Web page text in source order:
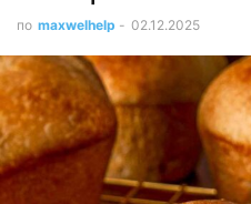
по maxwelhelp - 02.12.2025